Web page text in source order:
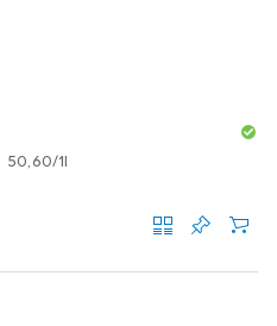
EUR
50,60/1l